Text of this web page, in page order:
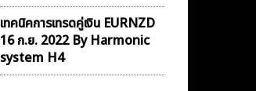
เทคนิคการเทรดคู่เงิน EURNZD
16 ก.ย. 2022 By Harmonic
system H4